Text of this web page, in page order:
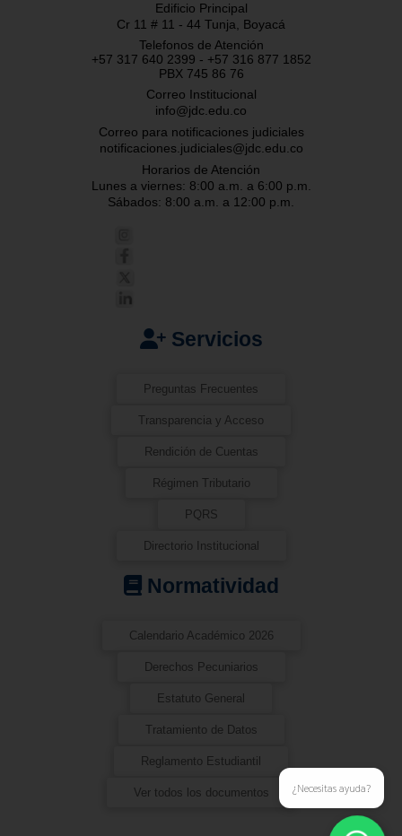
Edificio Principal
Cr 11 # 11 - 44 Tunja, Boyacá
Telefonos de Atención
+57 317 640 2399 - +57 316 877 1852
PBX 745 86 76
Correo Institucional
info@jdc.edu.co
Correo para notificaciones judiciales
notificaciones.judiciales@jdc.edu.co
Horarios de Atención
Lunes a viernes: 8:00 a.m. a 6:00 p.m.
Sábados: 8:00 a.m. a 12:00 p.m.
Servicios
Preguntas Frecuentes
Transparencia y Acceso
Rendición de Cuentas
Régimen Tributario
PQRS
Directorio Institucional
Normatividad
Calendario Académico 2026
Derechos Pecuniarios
Estatuto General
Tratamiento de Datos
Reglamento Estudiantil
Ver todos los documentos ¿Necesitas ayuda?